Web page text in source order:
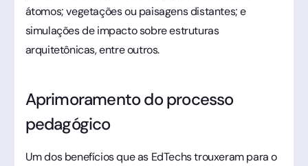
átomos; vegetações ou paisagens distantes; e
simulações de impacto sobre estruturas
arquitetônicas, entre outros.
Aprimoramento do processo
pedagógico
Um dos benefícios que as EdTechs trouxeram para o